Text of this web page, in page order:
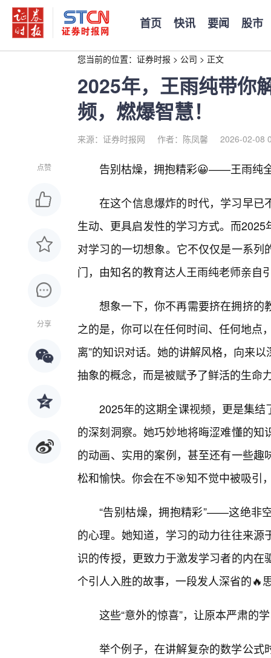
首页 快讯 要闻 股市
您当前的位置： 证券时报 > 公司 > 正文
2025年，王雨纯带你
频，燃爆智慧！
来源：证券时报网 作者：陈凤馨 2026-02-08
点赞
分享
告别枯燥，拥抱精彩😀——王雨纯
在这个信息爆炸的时代，学习早已
生动、更具启发性的学习方式。而
对学习的一切想象。它不仅仅是一系
门，由知名的教育达人王雨纯老师亲自
想象一下，你不再需要挤在拥挤的
之的是，你可以在任何时间、任何地点
离”的知识对话。她的讲解风格，向来
抽象的概念，而是被赋予了鲜活的生命
2025年的这期全课视频，更是集
的深刻洞察。她巧妙地将晦涩难懂的
的动画、实用的案例，甚至还有一些
松和愉快。你会在不🎯知不觉中被吸引
“告别枯燥，拥抱精彩”——这绝非
的心理。她知道，学习的动力往往来
识的传授，更致力于激发学习者的内
个引人入胜的故事，一段发人深省的🔥
这些“意外的惊喜”，让原本严肃的
举个例子，在讲解复杂的数学公式